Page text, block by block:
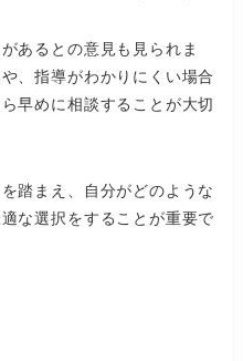
あるとの意見も見られま
、指導がわかりにくい場合
早めに相談することが大切
踏まえ、自分がどのような
な選択をすることが重要で